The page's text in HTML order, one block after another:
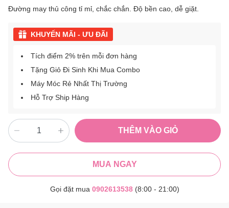
Đường may thủ công tỉ mỉ, chắc chắn. Độ bền cao, dễ giặt.
KHUYẾN MÃI - ƯU ĐÃI
Tích điểm 2% trên mỗi đơn hàng
Tặng Giỏ Đi Sinh Khi Mua Combo
Máy Móc Rẻ Nhất Thị Trường
Hỗ Trợ Ship Hàng
THÊM VÀO GIỎ
MUA NGAY
Gọi đặt mua 0902613538(8:00 - 21:00)